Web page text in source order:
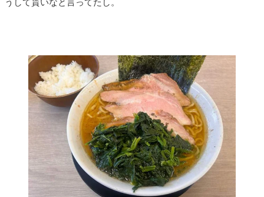
うして貰いなと言ってたし。